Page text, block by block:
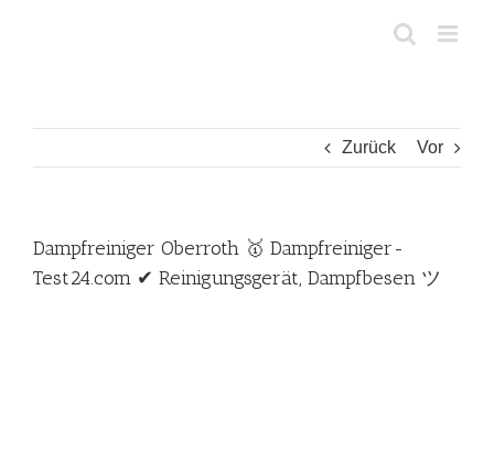
Zurück Vor
Dampfreiniger Oberroth 🥇 Dampfreiniger-
Test24.com ✔ Reinigungsgerät, Dampfbesen ツ